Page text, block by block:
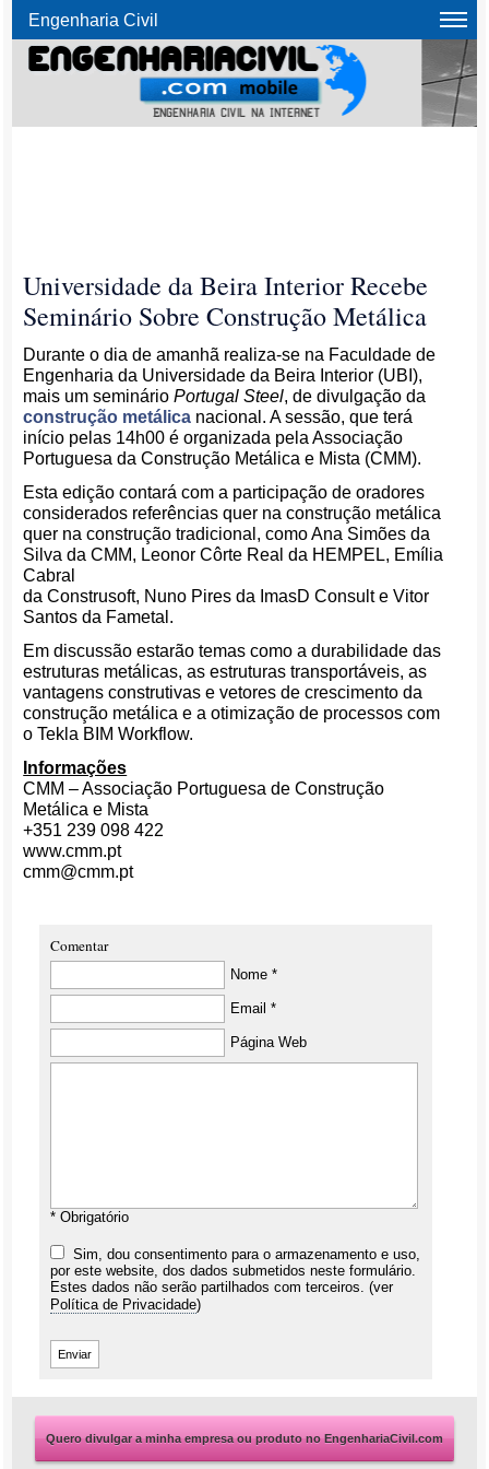
Engenharia Civil
Universidade da Beira Interior Recebe
Seminário Sobre Construção Metálica
Durante o dia de amanhã realiza-se na Faculdade de
Engenharia da Universidade da Beira Interior (UBI),
mais um seminárioPortugal Steel, de divulgação da
construção metálica nacional. A sessão, que terá
início pelas 14h00 é organizada pela Associação
Portuguesa da Construção Metálica e Mista (CMM).
Esta edição contará com a participação de oradores
considerados referências quer na construção metálica
quer na construção tradicional, como Ana Simões da
Silva da CMM, Leonor Côrte Real da HEMPEL, Emília
Cabral
da Construsoft, Nuno Pires da ImasD Consult e Vitor
Santos da Fametal.
Em discussão estarão temas como a durabilidade das
estruturas metálicas, as estruturas transportáveis, as
vantagens construtivas e vetores de crescimento da
construção metálica e a otimização de processos com
o Tekla BIM Workflow.
Informações
CMM – Associação Portuguesa de Construção
Metálica e Mista
+351 239 098 422
www.cmm.pt
cmm@cmm.pt
Comentar
Nome *
Email *
Página Web
* Obrigatório
Sim, dou consentimento para o armazenamento e uso,
por este website, dos dados submetidos neste formulário.
Estes dados não serão partilhados com terceiros. (ver
Política de Privacidade)
Quero divulgar a minha empresa ou produto no EngenhariaCivil.com